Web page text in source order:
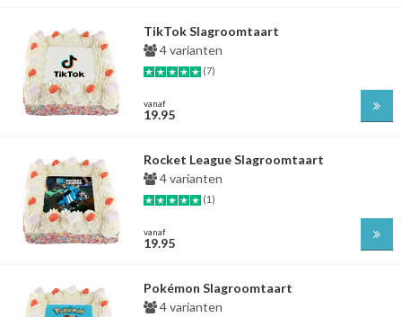
TikTok Slagroomtaart
4 varianten
(7)
vanaf
19.95
Rocket League Slagroomtaart
4 varianten
(1)
vanaf
19.95
Pokémon Slagroomtaart
4 varianten